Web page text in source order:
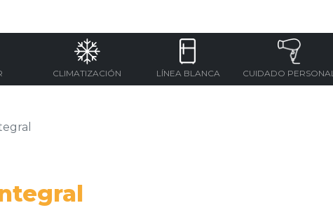
CLIMATIZACIÓN LÍNEA BLANCA CUIDADO PERSONAL